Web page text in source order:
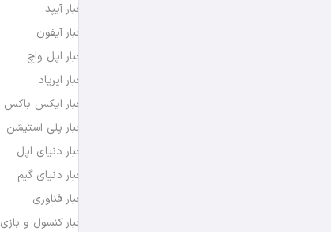
اخبار آیپد
اخبار آیفون
اخبار اپل واچ
اخبار ایرپاد
اخبار ایکس باکس
اخبار پلی استیشن
اخبار دنیای اپل
اخبار دنیای گیم
اخبار فناوری
اخبار کنسول و بازی